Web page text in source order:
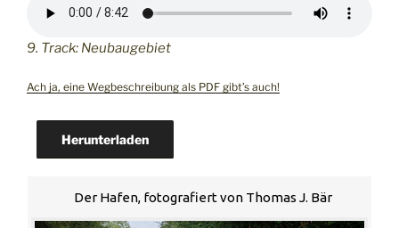
9. Track: Neubaugebiet
Ach ja, eine Wegbeschreibung als PDF gibt’s auch!
Herunterladen
Der Hafen, fotografiert von Thomas J. Bär